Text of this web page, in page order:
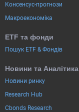
Консенсус-прогнози
Макроекономіка
ETF та фонди
Пошук ETF & Фондів
Новини та Аналітика
Новини ринку
Research Hub
Cbonds Research